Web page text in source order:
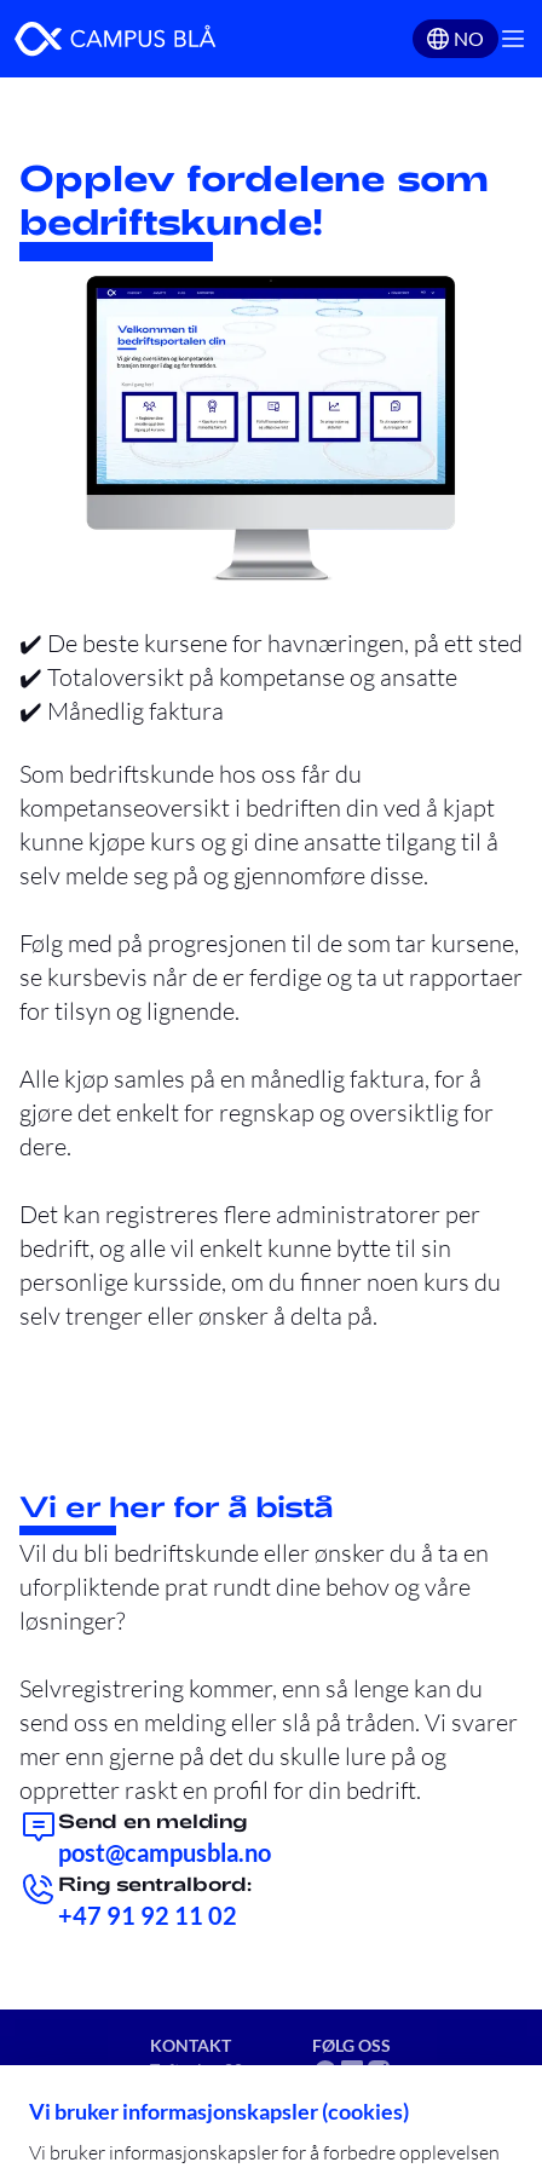
NO
Opplev fordelene som
bedriftskunde!
✔️ De beste kursene for havnæringen, på ett sted
✔️ Totaloversikt på kompetanse og ansatte
✔️ Månedlig faktura
Som bedriftskunde hos oss får du
kompetanseoversikt i bedriften din ved å kjapt
kunne kjøpe kurs og gi dine ansatte tilgang til å
selv melde seg på og gjennomføre disse.
Følg med på progresjonen til de som tar kursene,
se kursbevis når de er ferdige og ta ut rapportaer
for tilsyn og lignende.
Alle kjøp samles på en månedlig faktura, for å
gjøre det enkelt for regnskap og oversiktlig for
dere.
Det kan registreres flere administratorer per
bedrift, og alle vil enkelt kunne bytte til sin
personlige kursside, om du finner noen kurs du
selv trenger eller ønsker å delta på.
Vi er her for å bistå
Vil du bli bedriftskunde eller ønsker du å ta en
uforpliktende prat rundt dine behov og våre
løsninger?
Selvregistrering kommer, enn så lenge kan du
send oss en melding eller slå på tråden. Vi svarer
mer enn gjerne på det du skulle lure på og
oppretter raskt en profil for din bedrift.
Send en melding
post@campusbla.no
Ring sentralbord:
+47 91 92 11 02
KONTAKT
Toftveien 80
post@campusbla.no
+47 91 92 11 02
FØLG OSS
Vi bruker informasjonskapsler (cookies)
Vi bruker informasjonskapsler for å forbedre opplevelsen